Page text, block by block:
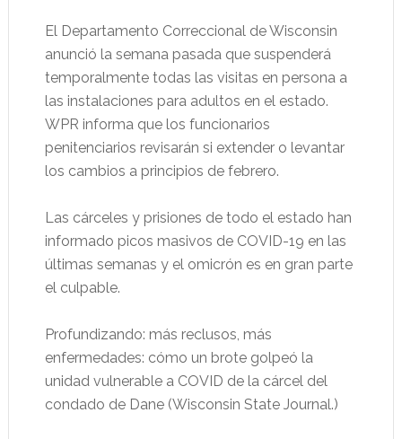
El Departamento Correccional de Wisconsin
anunció la semana pasada que suspenderá
temporalmente todas las visitas en persona a
las instalaciones para adultos en el estado.
WPR informa que los funcionarios
penitenciarios revisarán si extender o levantar
los cambios a principios de febrero.
Las cárceles y prisiones de todo el estado han
informado picos masivos de COVID-19 en las
últimas semanas y el omicrón es en gran parte
el culpable.
Profundizando: más reclusos, más
enfermedades: cómo un brote golpeó la
unidad vulnerable a COVID de la cárcel del
condado de Dane (Wisconsin State Journal.)